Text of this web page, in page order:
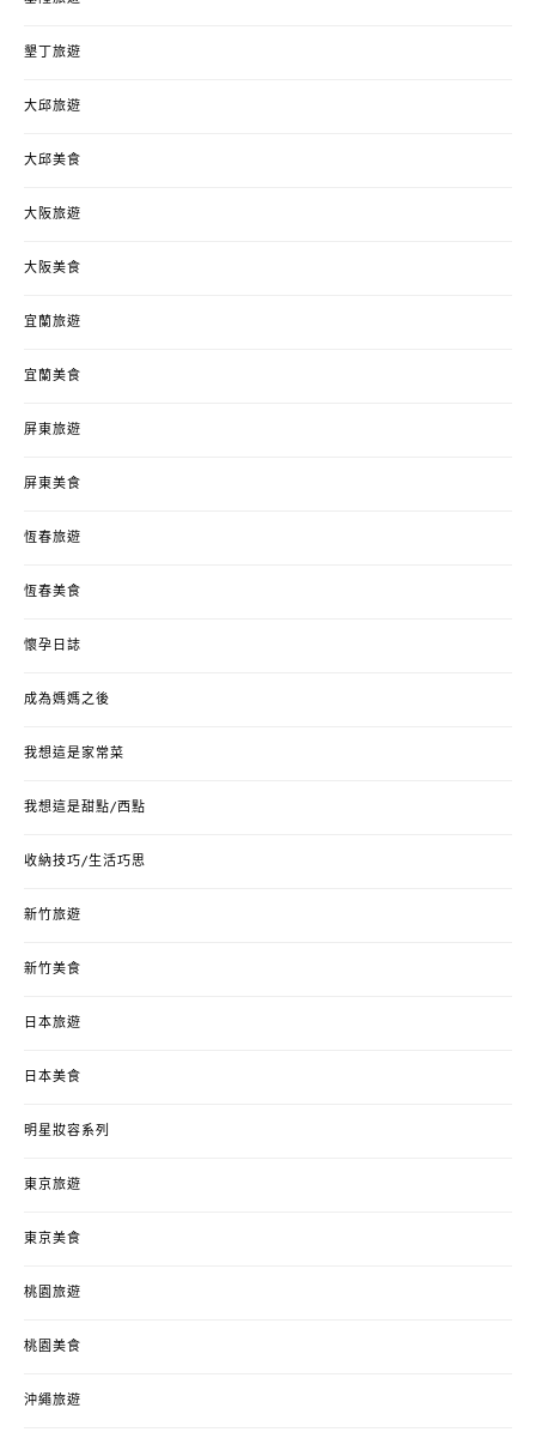
墾丁旅遊
大邱旅遊
大邱美食
大阪旅遊
大阪美食
宜蘭旅遊
宜蘭美食
屏東旅遊
屏東美食
恆春旅遊
恆春美食
懷孕日誌
成為媽媽之後
我想這是家常菜
我想這是甜點/西點
收納技巧/生活巧思
新竹旅遊
新竹美食
日本旅遊
日本美食
明星妝容系列
東京旅遊
東京美食
桃園旅遊
桃園美食
沖繩旅遊